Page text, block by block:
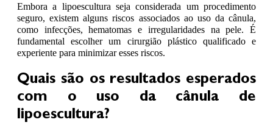
Embora a lipoescultura seja considerada um procedimento
seguro, existem alguns riscos associados ao uso da cânula,
como infecções, hematomas e irregularidades na pele. É
fundamental escolher um cirurgião plástico qualificado e
experiente para minimizar esses riscos.
Quais são os resultados esperados
com o uso da cânula de
lipoescultura?